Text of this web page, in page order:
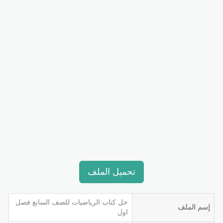
تحميل الملف
إسم الملف
حل كتاب الرياضيات للصف السابع فصل
اول